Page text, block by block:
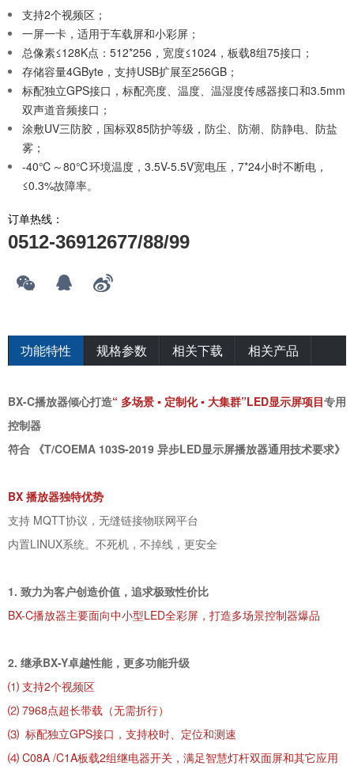
支持2个视频区；
一屏一卡，适用于车载屏和小彩屏；
总像素≤128K点：512*256，宽度≤1024，板载8组75接口；
存储容量4GByte，支持USB扩展至256GB；
标配独立GPS接口，标配亮度、温度、温湿度传感器接口和3.5mm
双声道音频接口；
涂敷UV三防胶，国标双85防护等级，防尘、防潮、防静电、防盐
雾；
-40℃～80℃环境温度，3.5V-5.5V宽电压，7*24小时不断电，
≤0.3%故障率。
订单热线：
0512-36912677/88/99
功能特性 规格参数 相关下载 相关产品
BX-C播放器倾心打造“ 多场景 ▪ 定制化 ▪ 大集群”LED显示屏项目专用
控制器
符合 《T/COEMA 103S-2019 异步LED显示屏播放器通用技术要求》
BX 播放器独特优势
支持 MQTT协议，无缝链接物联网平台
内置LINUX系统。不死机，不掉线，更安全
1. 致力为客户创造价值，追求极致性价比
BX-C播放器主要面向中小型LED全彩屏，打造多场景控制器爆品
2. 继承BX-Y卓越性能，更多功能升级
⑴ 支持2个视频区
⑵ 7968点超长带载（无需折行）
⑶ 标配独立GPS接口，支持校时、定位和测速
⑷ C08A /C1A板载2组继电器开关，满足智慧灯杆双面屏和其它应用